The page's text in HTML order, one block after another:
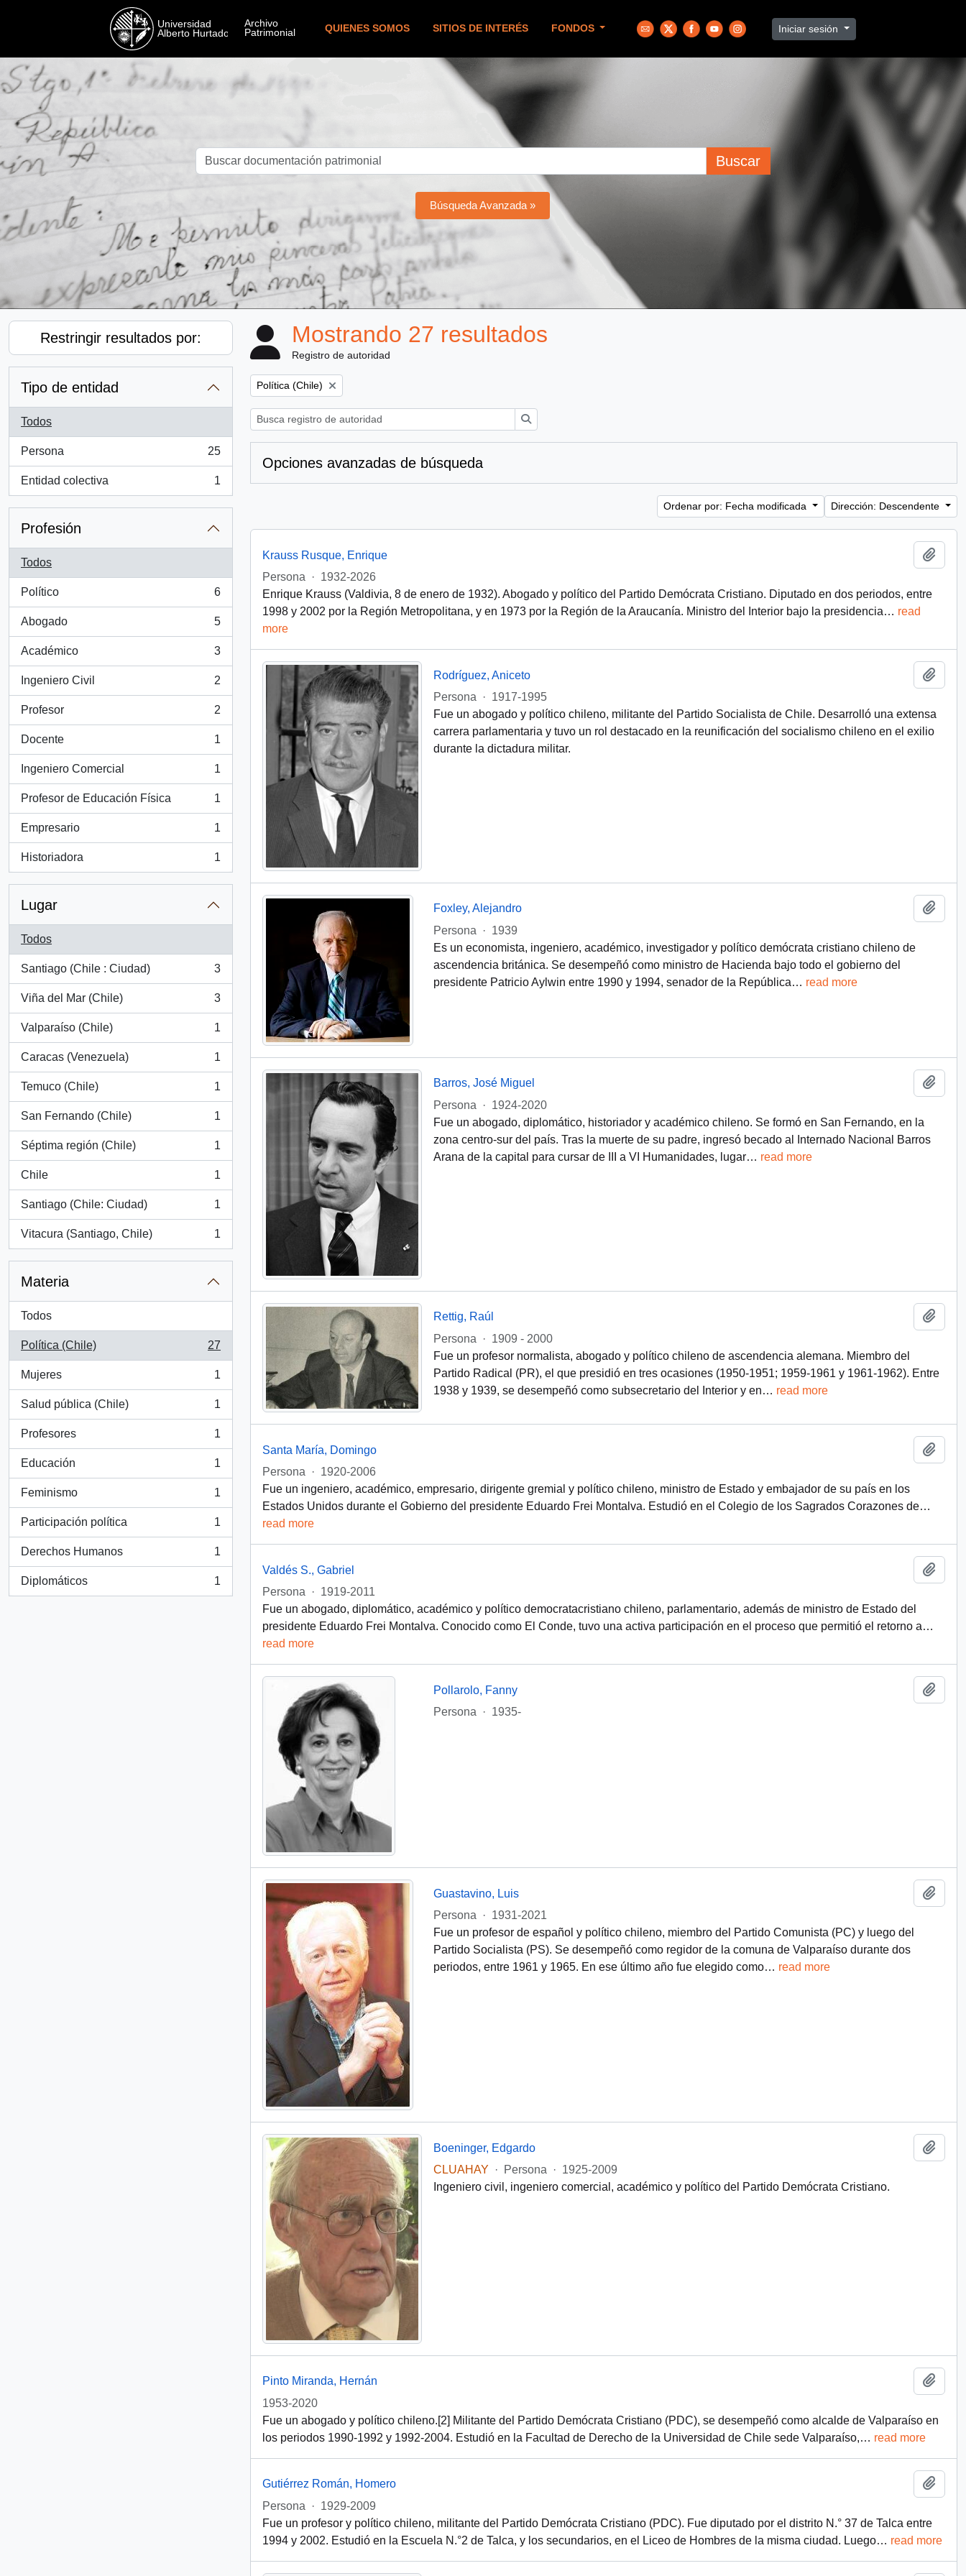
QUIENES SOMOS SITIOS DE INTERÉS FONDOS Iniciar sesión
Buscar
Búsqueda Avanzada »
Restringir resultados por:
Tipo de entidad
Todos
Persona
, 25 resultados
25
Entidad colectiva
, 1 resultados
1
Profesión
Todos
Político
, 6 resultados
6
Abogado
, 5 resultados
5
Académico
, 3 resultados
3
Ingeniero Civil
, 2 resultados
2
Profesor
, 2 resultados
2
Docente
, 1 resultados
1
Ingeniero Comercial
, 1 resultados
1
Profesor de Educación Física
, 1 resultados
1
Empresario
, 1 resultados
1
Historiadora
, 1 resultados
1
Lugar
Todos
Santiago (Chile : Ciudad)
, 3 resultados
3
Viña del Mar (Chile)
, 3 resultados
3
Valparaíso (Chile)
, 1 resultados
1
Caracas (Venezuela)
, 1 resultados
1
Temuco (Chile)
, 1 resultados
1
San Fernando (Chile)
, 1 resultados
1
Séptima región (Chile)
, 1 resultados
1
Chile
, 1 resultados
1
Santiago (Chile: Ciudad)
, 1 resultados
1
Vitacura (Santiago, Chile)
, 1 resultados
1
Materia
Todos
Política (Chile)
, 27 resultados
27
Mujeres
, 1 resultados
1
Salud pública (Chile)
, 1 resultados
1
Profesores
, 1 resultados
1
Educación
, 1 resultados
1
Feminismo
, 1 resultados
1
Participación política
, 1 resultados
1
Derechos Humanos
, 1 resultados
1
Diplomáticos
, 1 resultados
1
Mostrando 27 resultados
Registro de autoridad
Remove filter:
Política (Chile)
Opciones avanzadas de búsqueda
Ordenar por: Fecha modificada Dirección: Descendente
Krauss Rusque, Enrique
Persona
· 1932-2026
Enrique Krauss (Valdivia, 8 de enero de 1932). Abogado y político del Partido Demócrata Cristiano. Diputado en dos periodos, entre
1998 y 2002 por la Región Metropolitana, y en 1973 por la Región de la Araucanía. Ministro del Interior bajo la presidencia… read
more
Rodríguez, Aniceto
Persona
· 1917-1995
Fue un abogado y político chileno, militante del Partido Socialista de Chile. Desarrolló una extensa
carrera parlamentaria y tuvo un rol destacado en la reunificación del socialismo chileno en el exilio
durante la dictadura militar.
Foxley, Alejandro
Persona
· 1939
Es un economista, ingeniero, académico, investigador y político demócrata cristiano chileno de
ascendencia británica. Se desempeñó como ministro de Hacienda bajo todo el gobierno del
presidente Patricio Aylwin entre 1990 y 1994, senador de la República… read more
Barros, José Miguel
Persona
· 1924-2020
Fue un abogado, diplomático, historiador y académico chileno. Se formó en San Fernando, en la
zona centro-sur del país. Tras la muerte de su padre, ingresó becado al Internado Nacional Barros
Arana de la capital para cursar de III a VI Humanidades, lugar… read more
Rettig, Raúl
Persona
· 1909 - 2000
Fue un profesor normalista, abogado y político chileno de ascendencia alemana. Miembro del
Partido Radical (PR), el que presidió en tres ocasiones (1950-1951; 1959-1961 y 1961-1962). Entre
1938 y 1939, se desempeñó como subsecretario del Interior y en… read more
Santa María, Domingo
Persona
· 1920-2006
Fue un ingeniero, académico, empresario, dirigente gremial y político chileno, ministro de Estado y embajador de su país en los
Estados Unidos durante el Gobierno del presidente Eduardo Frei Montalva. Estudió en el Colegio de los Sagrados Corazones de…
read more
Valdés S., Gabriel
Persona
· 1919-2011
Fue un abogado, diplomático, académico y político democratacristiano chileno, parlamentario, además de ministro de Estado del
presidente Eduardo Frei Montalva. Conocido como El Conde, tuvo una activa participación en el proceso que permitió el retorno a…
read more
Pollarolo, Fanny
Persona
· 1935-
Guastavino, Luis
Persona
· 1931-2021
Fue un profesor de español y político chileno, miembro del Partido Comunista (PC) y luego del
Partido Socialista (PS). Se desempeñó como regidor de la comuna de Valparaíso durante dos
periodos, entre 1961 y 1965. En ese último año fue elegido como… read more
Boeninger, Edgardo
CLUAHAY
· Persona · 1925-2009
Ingeniero civil, ingeniero comercial, académico y político del Partido Demócrata Cristiano.
Pinto Miranda, Hernán
1953-2020
Fue un abogado y político chileno.[2]​ Militante del Partido Demócrata Cristiano (PDC), se desempeñó como alcalde de Valparaíso en
los periodos 1990-1992 y 1992-2004. Estudió en la Facultad de Derecho de la Universidad de Chile sede Valparaíso,… read more
Gutiérrez Román, Homero
Persona
· 1929-2009
Fue un profesor y político chileno, militante del Partido Demócrata Cristiano (PDC). Fue diputado por el distrito N.° 37 de Talca entre
1994 y 2002. Estudió en la Escuela N.°2 de Talca, y los secundarios, en el Liceo de Hombres de la misma ciudad. Luego… read more